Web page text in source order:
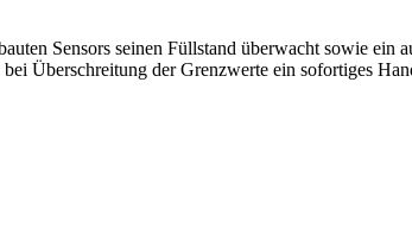
Sensors seinen Füllstand überwacht sowie ein
Überschreitung der Grenzwerte ein sofortiges